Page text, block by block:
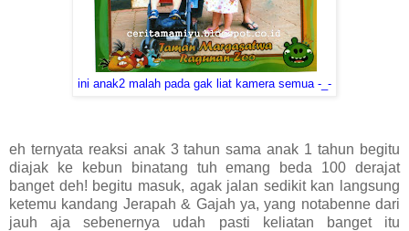
ini anak2 malah pada gak liat kamera semua -_-
eh ternyata reaksi anak 3 tahun sama anak 1 tahun begitu
diajak ke kebun binatang tuh emang beda 100 derajat
banget deh! begitu masuk, agak jalan sedikit kan langsung
ketemu kandang Jerapah & Gajah ya, yang notabenne dari
jauh aja sebenernya udah pasti keliatan banget itu